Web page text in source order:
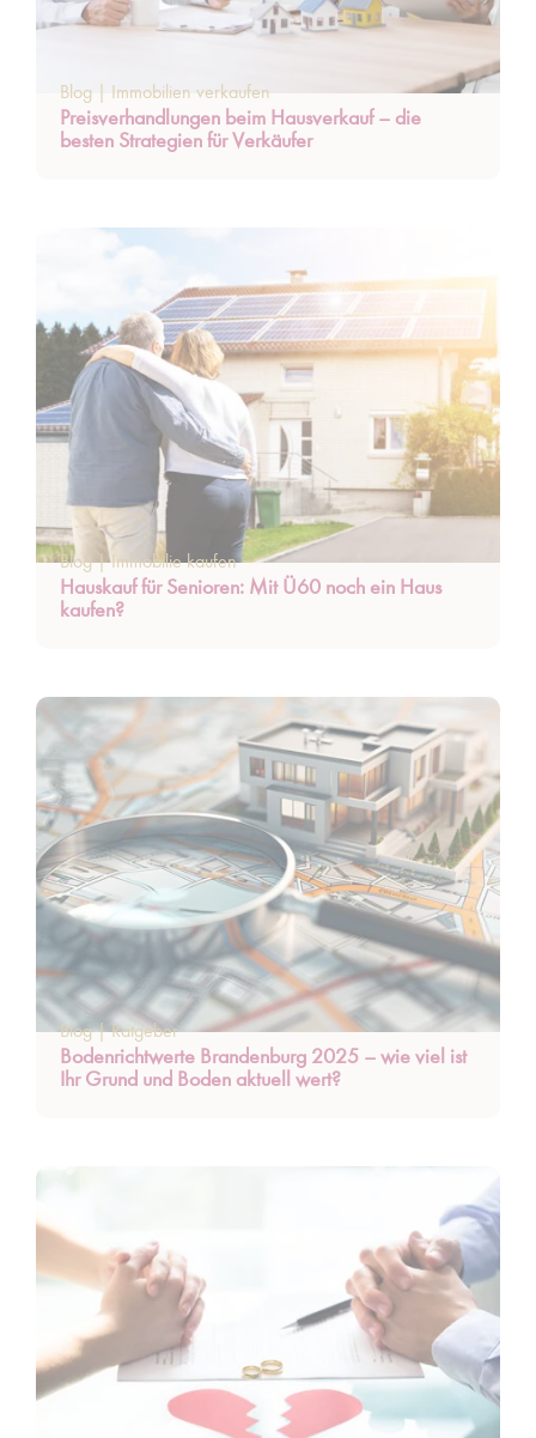
Blog Immobilien verkaufen
Preisverhandlungen beim Hausverkauf – die
besten Strategien für Verkäufer
Blog| Immobilie kaufen
Hauskauf für Senioren: Mit Ü60 noch ein Haus
kaufen?
Blog| Ratgeber
Bodenrichtwerte Brandenburg 2025 – wie viel ist
Ihr Grund und Boden aktuell wert?